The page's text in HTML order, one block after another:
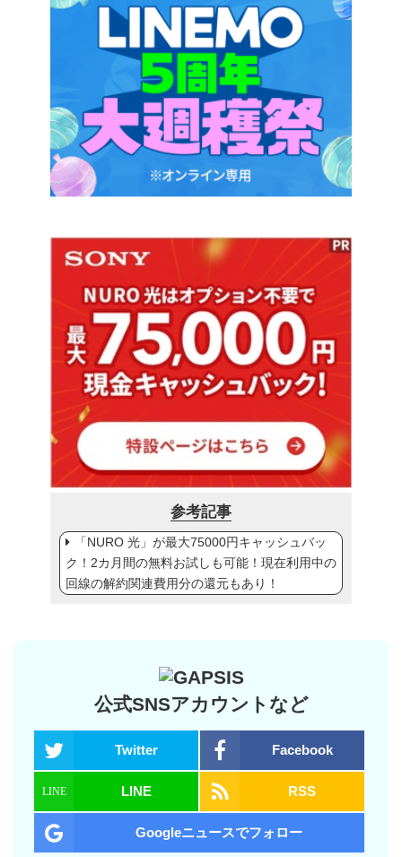
参考記事
「NURO 光」が最大75000円キャッシュバッ
ク！2カ月間の無料お試しも可能！現在利用中の
回線の解約関連費用分の還元もあり！
公式SNSアカウントなど
Twitter Facebook
LINE RSS
Googleニュースでフォロー